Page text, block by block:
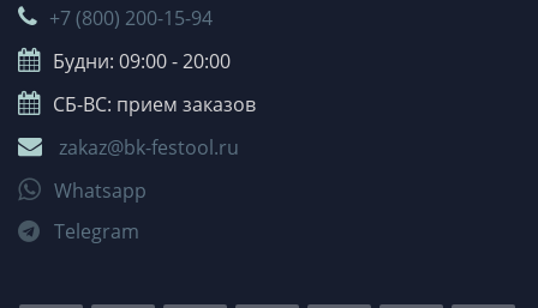
+7 (800) 200-15-94
Будни: 09:00 - 20:00
СБ-ВС: прием заказов
zakaz@bk-festool.ru
Whatsapp
Telegram